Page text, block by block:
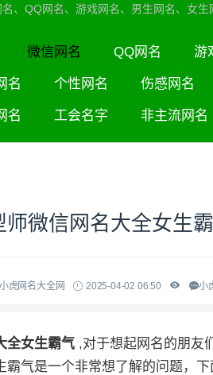
、QQ网名、游戏网名、男生网名、女
微信网名 QQ网名 游
名 个性网名 伤感网名
名 工会名字 非主流网名
微信网名大全女生
虎网名大全网 2025-04-02 06:50 小
全女生霸气 ,对于想起网名的朋友
气是一个非常想了解的问题，